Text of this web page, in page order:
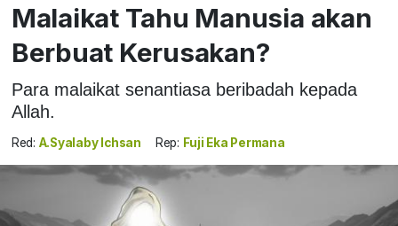
Malaikat Tahu Manusia akan
Berbuat Kerusakan?
Para malaikat senantiasa beribadah kepada
Allah.
Red: A.Syalaby Ichsan Rep: Fuji Eka Permana